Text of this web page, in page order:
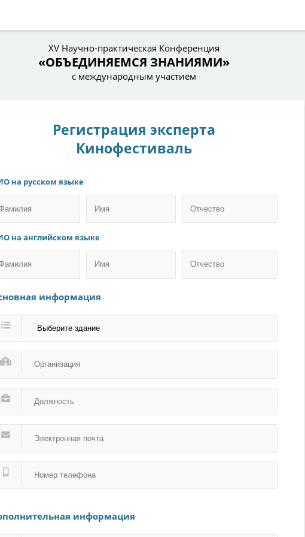
XV Научно-практическая Конференция
«ОБЪЕДИНЯЕМСЯ ЗНАНИЯМИ»
с международным участием
Регистрация эксперта
Кинофестиваль
на русском языке
на английском языке
информация
информация